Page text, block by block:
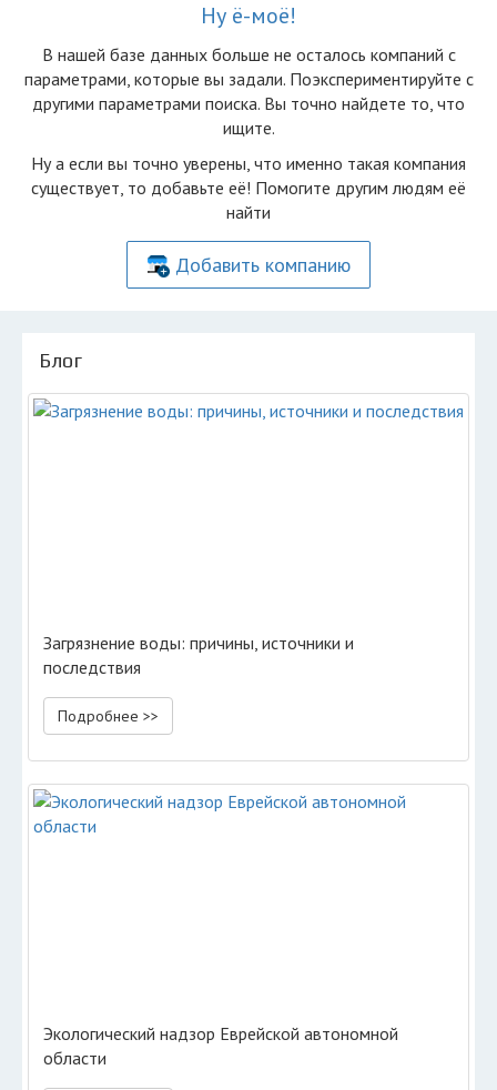
Ну ё-моё!
В нашей базе данных больше не осталоcь компаний с
параметрами, которые вы задали. Поэкспериментируйте с
другими параметрами поиска. Вы точно найдете то, что
ищите.
Ну а если вы точно уверены, что именно такая компания
существует, то добавьте её! Помогите другим людям её
найти
Добавить компанию
Блог
Загрязнение воды: причины, источники и
последствия
Подробнее >>
Экологический надзор Еврейской автономной
области